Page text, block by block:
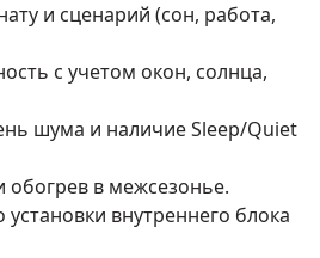
и сценарий (сон, работа,
с учетом окон, солнца,
шума и наличие Sleep/Quiet
обогрев в межсезонье.
внутреннего блока